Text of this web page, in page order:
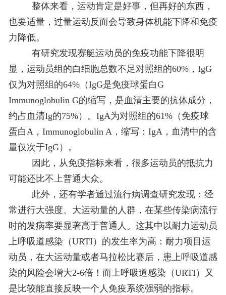
整体来看，运动肯定是好事，但再好的东西，
也要适量，过量运动反而会导致身体机能下降和免疫
力降低。
有研究发现赛艇运动员的免疫功能下降很明
显，运动员组的白细胞总数不足对照组的60%，IgG
仅为对照组的64%（IgG是免疫球蛋白G
Immunoglobulin G的缩写，是血清主要的抗体成分，
约占血清Ig的75%）。IgA为对照组的61%（免疫球
蛋白A，Immunoglobulin A，缩写：IgA，血清中的含
量仅次于IgG）。
因此，从免疫指标来看，很多运动员的抵抗力
可能还比不上普通大众。
此外，还有学者通过流行病调查研究发现： 经
常进行大强度、大运动量的人群，在某些传染病流行
时的发病率要显著高于普通人。 这其中以耐力运动员
上呼吸道感染（URTI）的发生率为高：耐力项目运
动员，在大运动量或者马拉松比赛后，患上呼吸道感
染的风险会增大2-6倍！而上呼吸道感染（URTI）又
是比较能直接反映一个人免疫系统强弱的指标。